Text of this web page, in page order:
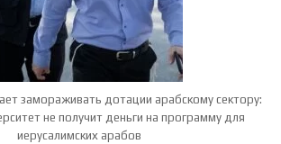
замораживать дотации арабскому сектору:
не получит деньги на программу для
иерусалимских арабов